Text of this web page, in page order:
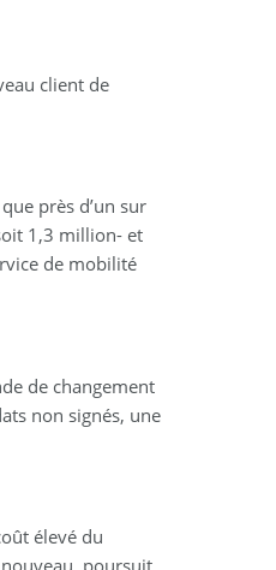
client de
près d’un sur
1,3 million- et
de mobilité
de changement
non signés, une
élevé du
poursuit